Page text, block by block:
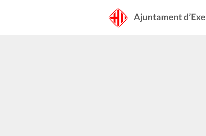
Ajuntament d'exemple